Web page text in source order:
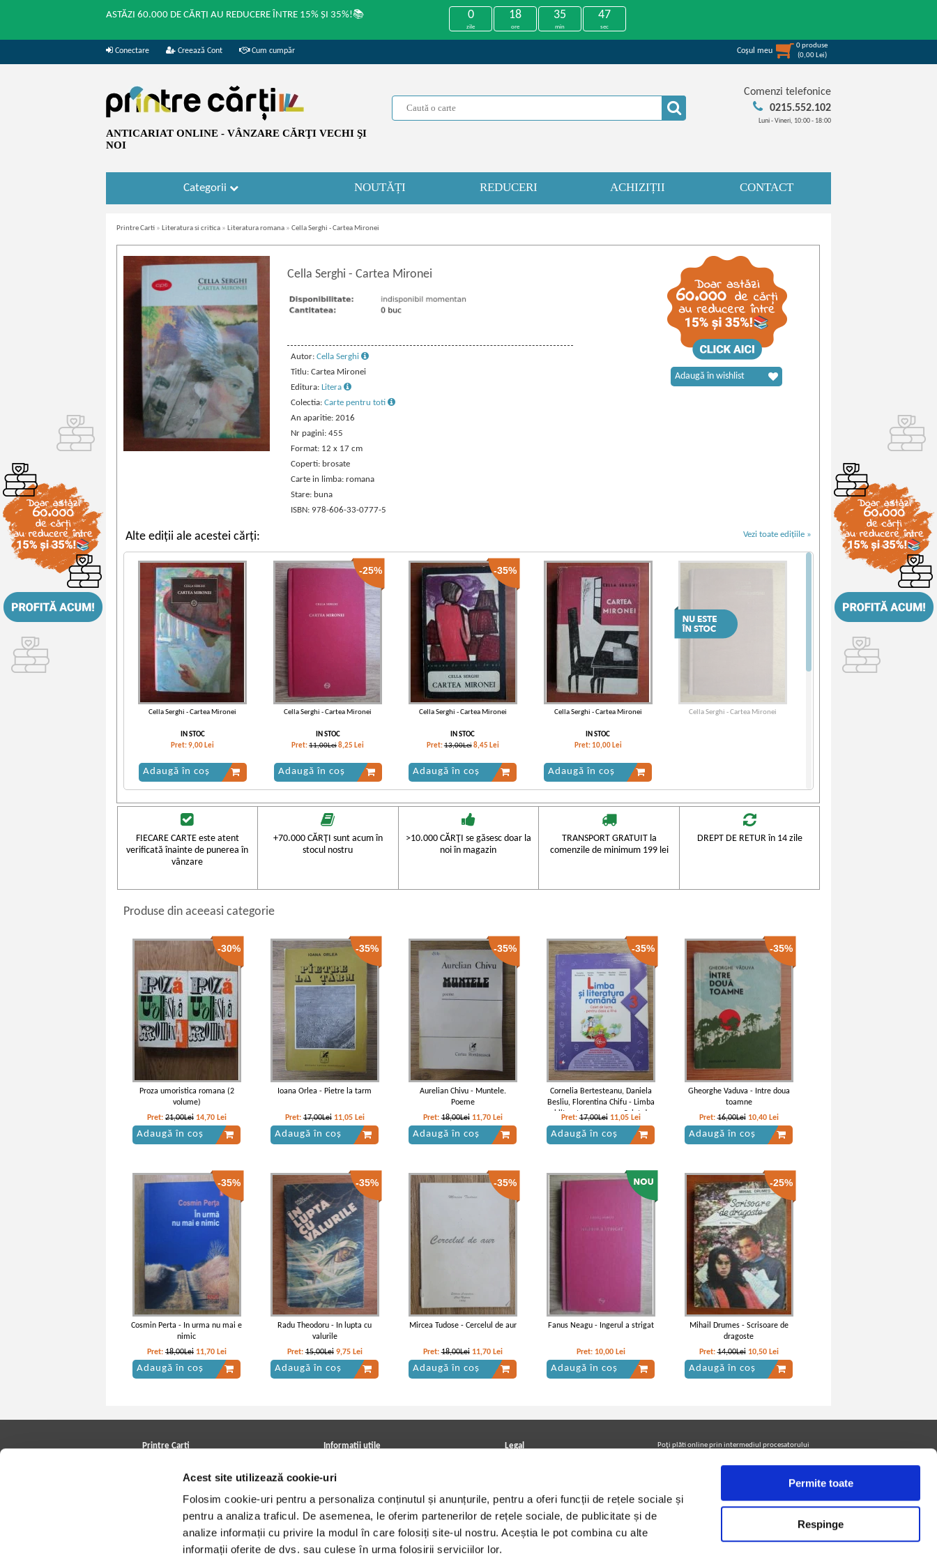
Acest site utilizează cookie-uri
Folosim cookie-uri pentru a personaliza conținutul și anunțurile, pentru a oferi funcții de rețele sociale și
pentru a analiza traficul. De asemenea, le oferim partenerilor de rețele sociale, de publicitate și de
analize informații cu privire la modul în care folosiți site-ul nostru. Aceștia le pot combina cu alte
informații oferite de dvs. sau culese în urma folosirii serviciilor lor.
Permite toate
Respinge
ASTĂZI 60.000 DE CĂRȚI AU REDUCERE ÎNTRE 15% ȘI 35%!📚 0
zile
18
ore
35
min
47
sec
Conectare Creează Cont Cum cumpăr Coşul meu
0produse
(0,00 Lei)
ANTICARIAT ONLINE - VÂNZARE CĂRŢI VECHI ŞI
NOI
Comenzi telefonice
0215.552.102
Luni - Vineri, 10:00 - 18:00
Categorii NOUTĂȚI REDUCERI ACHIZIȚII CONTACT
Printre Carti » Literatura si critica » Literatura romana » Cella Serghi - Cartea Mironei
Cella Serghi - Cartea Mironei
Autor: Cella Serghi
Titlu: Cartea Mironei
Editura: Litera
Colectia: Carte pentru toti
An aparitie: 2016
Nr pagini: 455
Format: 12 x 17 cm
Coperti: brosate
Carte in limba: romana
Stare: buna
ISBN: 978-606-33-0777-5
Adaugă în wishlist
Alte ediții ale acestei cărți: Vezi toate edițiile »
Cella Serghi - Cartea Mironei
IN STOC
Pret:9,00 Lei
Adaugă în coș
-25%
Cella Serghi - Cartea Mironei
IN STOC
Pret:11,00Lei8,25 Lei
Adaugă în coș
-35%
Cella Serghi - Cartea Mironei
IN STOC
Pret:13,00Lei 8,45 Lei
Adaugă în coș
Cella Serghi - Cartea Mironei
IN STOC
Pret: 10,00 Lei
Adaugă în coș
Cella Serghi - Cartea Mironei
Cella Serghi - Cartea Mironei Cella Serghi - Cartea Mironei Cella Serghi - Cartea Mironei
Cella Serghi - Cartea Mironei (cu
autograful autoarei)
FIECARE CARTE este atent
verificată înainte de punerea în
vânzare
+70.000 CĂRŢI sunt acum în
stocul nostru
>10.000 CĂRŢI se găsesc doar la
noi în magazin
TRANSPORT GRATUIT la
comenzile de minimum 199 lei
DREPT DE RETUR în 14 zile
Produse din aceeasi categorie
-30%
Proza umoristica romana (2
volume)
Pret: 21,00Lei 14,70 Lei
Adaugă în coș
-35%
Ioana Orlea - Pietre la tarm
Pret:17,00Lei 11,05 Lei
Adaugă în coș
-35%
Aurelian Chivu - Muntele.
Poeme
Pret:18,00Lei 11,70 Lei
Adaugă în coș
-35%
Cornelia Bertesteanu, Daniela
Besliu, Florentina Chifu - Limba
si literatura romana. Caiet de
lucru pentru clasa a III-a
Pret:17,00Lei 11,05 Lei
Adaugă în coș
-35%
Gheorghe Vaduva - Intre doua
toamne
Pret:16,00Lei 10,40 Lei
Adaugă în coș
-35%
Cosmin Perta - In urma nu mai e
nimic
Pret: 18,00Lei 11,70 Lei
Adaugă în coș
-35%
Radu Theodoru - In lupta cu
valurile
Pret:15,00Lei 9,75 Lei
Adaugă în coș
-35%
Mircea Tudose - Cercelul de aur
Pret:18,00Lei 11,70 Lei
Adaugă în coș
Fanus Neagu - Ingerul a strigat
Pret: 10,00 Lei
Adaugă în coș
-25%
Mihail Drumes - Scrisoare de
dragoste
Pret:14,00Lei 10,50 Lei
Adaugă în coș
Printre Carti
Cele mai căutate cărți
Blog Printre Carti
Cărţi sub 5 lei
Cărţi sub 8 lei
Informatii utile
Achizitii viniluri, casete, CD/DVD
Cum cumpar?
Politica de livrare
Retur comenzi
Angajari - Cariere
Legal
Termeni si conditii
Utilizare cookie-uri
Poţi plăti online prin intermediul procesatorului
Urmăreşte-ne pe facebook pentru a fi la curent cu